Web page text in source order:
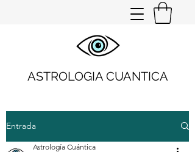
ASTROLOGIA CUANTICA
Entrada
Astrología Cuántica